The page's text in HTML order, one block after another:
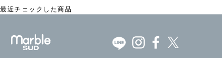
最近チェックした商品